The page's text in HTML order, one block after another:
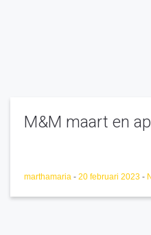
M&M maart en
marthamaria - 20 februari 2023 -